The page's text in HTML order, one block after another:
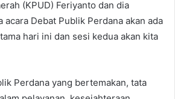
(KPUD) Feriyanto dan dia
acara Debat Publik Perdana akan ada
hari ini dan sesi kedua akan kita
Perdana yang bertemakan, tata